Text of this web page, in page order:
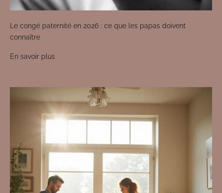
Le congé paternité en 2026 : ce que les papas doivent
connaître
En savoir plus